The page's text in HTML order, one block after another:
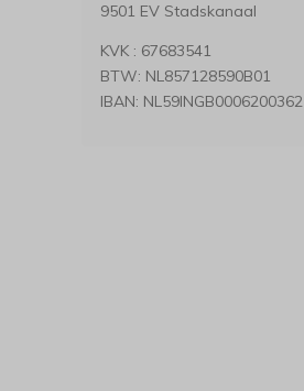
9501 EV Stadskanaal
KVK : 67683541
BTW: NL857128590B01
IBAN: NL59INGB0006200362